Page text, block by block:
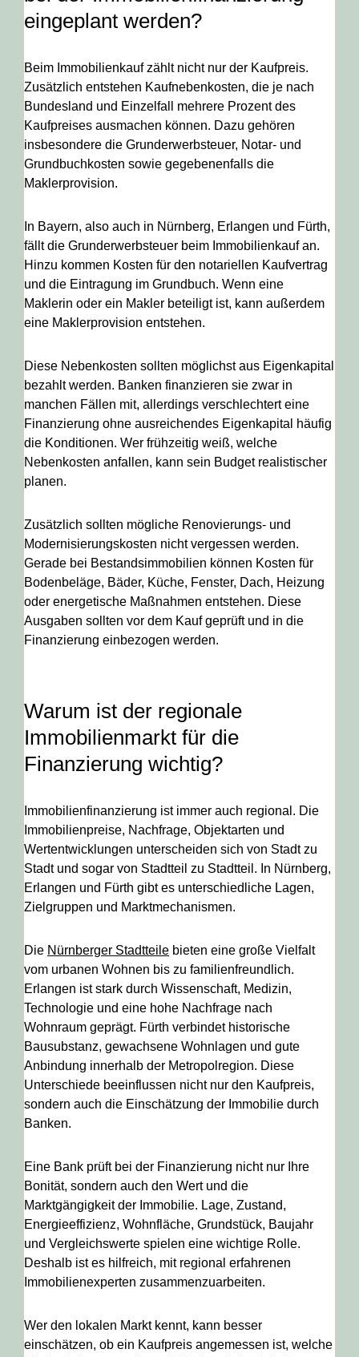
eingeplant werden?
Beim Immobilienkauf zählt nicht nur der Kaufpreis.
Zusätzlich entstehen Kaufnebenkosten, die je nach
Bundesland und Einzelfall mehrere Prozent des
Kaufpreises ausmachen können. Dazu gehören
insbesondere die Grunderwerbsteuer, Notar- und
Grundbuchkosten sowie gegebenenfalls die
Maklerprovision.
In Bayern, also auch in Nürnberg, Erlangen und Fürth,
fällt die Grunderwerbsteuer beim Immobilienkauf an.
Hinzu kommen Kosten für den notariellen Kaufvertrag
und die Eintragung im Grundbuch. Wenn eine
Maklerin oder ein Makler beteiligt ist, kann außerdem
eine Maklerprovision entstehen.
Diese Nebenkosten sollten möglichst aus Eigenkapital
bezahlt werden. Banken finanzieren sie zwar in
manchen Fällen mit, allerdings verschlechtert eine
Finanzierung ohne ausreichendes Eigenkapital häufig
die Konditionen. Wer frühzeitig weiß, welche
Nebenkosten anfallen, kann sein Budget realistischer
planen.
Zusätzlich sollten mögliche Renovierungs- und
Modernisierungskosten nicht vergessen werden.
Gerade bei Bestandsimmobilien können Kosten für
Bodenbeläge, Bäder, Küche, Fenster, Dach, Heizung
oder energetische Maßnahmen entstehen. Diese
Ausgaben sollten vor dem Kauf geprüft und in die
Finanzierung einbezogen werden.
Warum ist der regionale
Immobilienmarkt für die
Finanzierung wichtig?
Immobilienfinanzierung ist immer auch regional. Die
Immobilienpreise, Nachfrage, Objektarten und
Wertentwicklungen unterscheiden sich von Stadt zu
Stadt und sogar von Stadtteil zu Stadtteil. In Nürnberg,
Erlangen und Fürth gibt es unterschiedliche Lagen,
Zielgruppen und Marktmechanismen.
Die Nürnberger Stadtteile bieten eine große Vielfalt
vom urbanen Wohnen bis zu familienfreundlich.
Erlangen ist stark durch Wissenschaft, Medizin,
Technologie und eine hohe Nachfrage nach
Wohnraum geprägt. Fürth verbindet historische
Bausubstanz, gewachsene Wohnlagen und gute
Anbindung innerhalb der Metropolregion. Diese
Unterschiede beeinflussen nicht nur den Kaufpreis,
sondern auch die Einschätzung der Immobilie durch
Banken.
Eine Bank prüft bei der Finanzierung nicht nur Ihre
Bonität, sondern auch den Wert und die
Marktgängigkeit der Immobilie. Lage, Zustand,
Energieeffizienz, Wohnfläche, Grundstück, Baujahr
und Vergleichswerte spielen eine wichtige Rolle.
Deshalb ist es hilfreich, mit regional erfahrenen
Immobilienexperten zusammenzuarbeiten.
Wer den lokalen Markt kennt, kann besser
einschätzen, ob ein Kaufpreis angemessen ist, welche